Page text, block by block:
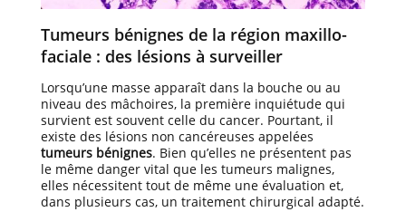
Tumeurs bénignes de la région maxillo-
faciale : des lésions à surveiller
Lorsqu’une masse apparaît dans la bouche ou au
niveau des mâchoires, la première inquiétude qui
survient est souvent celle du cancer. Pourtant, il
existe des lésions non cancéreuses appelées
tumeurs bénignes. Bien qu’elles ne présentent pas
le même danger vital que les tumeurs malignes,
elles nécessitent tout de même une évaluation et,
dans plusieurs cas, un traitement chirurgical adapté.